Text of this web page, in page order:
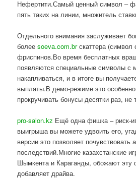
Нефертити.Самый ценный символ –
пять таких на линии, множитель
Отдельного внимания заслуживает
болееsoeva.com.brскаттера (символ
фриспинов.Во время бесплатных
появляются специальные символы с
накапливаться, и в итоге вы
выплаты.В демо-режиме это
прокручивать бонусы десятки раз, не
pro-salon.kz Ещё одна фишка – риск-
выигрыша вы можете удвоить его,
версии это позволяет почувствовать
последствий.Многие казахстанские
Шымкента и Караганды, обожают
добавляет драйва.